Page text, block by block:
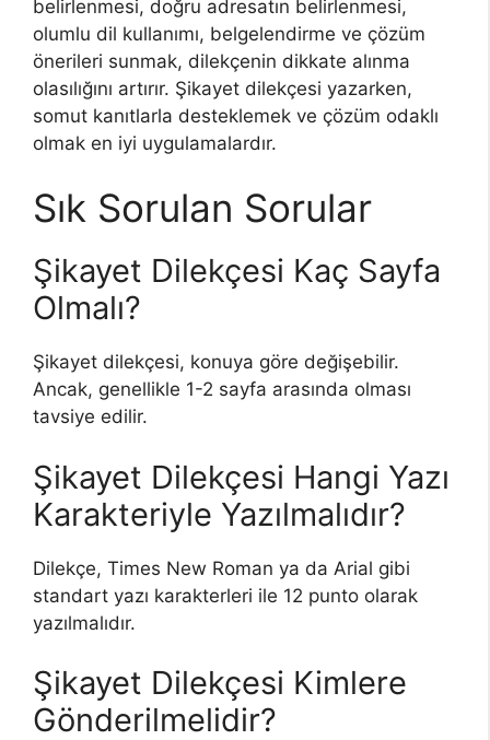
belirlenmesi, doğru adresatın belirlenmesi,
olumlu dil kullanımı, belgelendirme ve çözüm
önerileri sunmak, dilekçenin dikkate alınma
olasılığını artırır. Şikayet dilekçesi yazarken,
somut kanıtlarla desteklemek ve çözüm odaklı
olmak en iyi uygulamalardır.
Sık Sorulan Sorular
Şikayet Dilekçesi Kaç Sayfa
Olmalı?
Şikayet dilekçesi, konuya göre değişebilir.
Ancak, genellikle 1-2 sayfa arasında olması
tavsiye edilir.
Şikayet Dilekçesi Hangi Yazı
Karakteriyle Yazılmalıdır?
Dilekçe, Times New Roman ya da Arial gibi
standart yazı karakterleri ile 12 punto olarak
yazılmalıdır.
Şikayet Dilekçesi Kimlere
Gönderilmelidir?